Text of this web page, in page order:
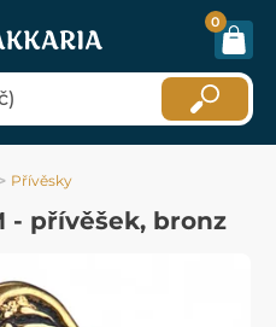
0
Přívěsky
- přívěšek, bronz